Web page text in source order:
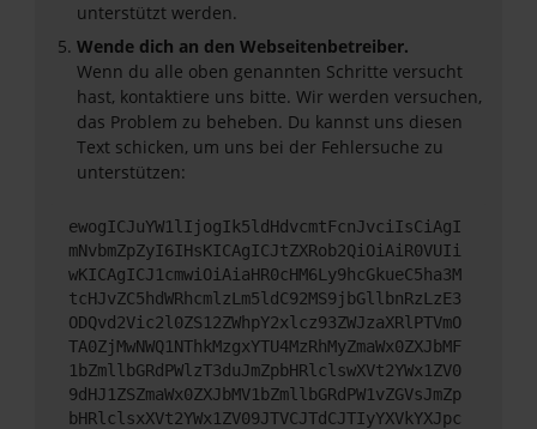
unterstützt werden.
Wende dich an den Webseitenbetreiber.
Wenn du alle oben genannten Schritte versucht
hast, kontaktiere uns bitte. Wir werden versuchen,
das Problem zu beheben. Du kannst uns diesen
Text schicken, um uns bei der Fehlersuche zu
unterstützen:
ewogICJuYW1lIjogIk5ldHdvcmtFcnJvciIsCiAgI
mNvbmZpZyI6IHsKICAgICJtZXRob2QiOiAiR0VUIi
wKICAgICJ1cmwiOiAiaHR0cHM6Ly9hcGkueC5ha3M
tcHJvZC5hdWRhcmlzLm5ldC92MS9jbGllbnRzLzE3
ODQvd2Vic2l0ZS12ZWhpY2xlcz93ZWJzaXRlPTVmO
TA0ZjMwNWQ1NThkMzgxYTU4MzRhMyZmaWx0ZXJbMF
1bZmllbGRdPWlzT3duJmZpbHRlclswXVt2YWx1ZV0
9dHJ1ZSZmaWx0ZXJbMV1bZmllbGRdPW1vZGVsJmZp
bHRlclsxXVt2YWx1ZV09JTVCJTdCJTIyYXVkYXJpc